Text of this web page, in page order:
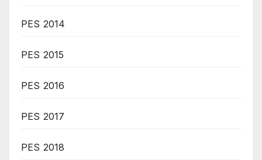
PES 2014
PES 2015
PES 2016
PES 2017
PES 2018